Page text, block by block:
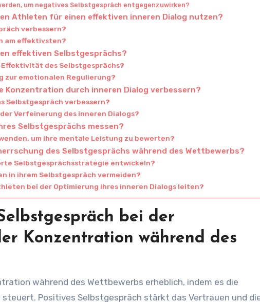
um negatives Selbstgespräch entgegenzuwirken?
Athleten für einen effektiven inneren Dialog nutzen?
verbessern?
am effektivsten?
effektiven Selbstgesprächs?
des Selbstgesprächs?
zur emotionalen Regulierung?
Konzentration durch inneren Dialog verbessern?
Selbstgespräch verbessern?
Verfeinerung des inneren Dialogs?
Selbstgesprächs messen?
um ihre mentale Leistung zu bewerten?
des Selbstgesprächs während des Wettbewerbs?
Selbstgesprächsstrategie entwickeln?
in ihrem Selbstgespräch vermeiden?
bei der Optimierung ihres inneren Dialogs leiten?
bei der
Konzentration während des
während des Wettbewerbs erheblich, indem es die
Positives Selbstgespräch stärkt das Vertrauen und